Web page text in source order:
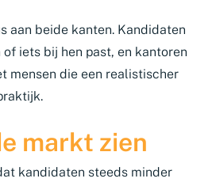
aan beide kanten. Kandidaten
iets bij hen past, en kantoren
mensen die een realistischer
markt zien
kandidaten steeds minder